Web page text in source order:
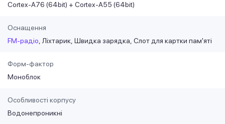
Cortex-A76 (64bit) + Cortex-A55 (64bit)
Оснащення
FM-радіо Ліхтарик Швидка зарядка Слот для картки пам'яті
Форм-фактор
Моноблок
Особливості корпусу
Водонепроникні